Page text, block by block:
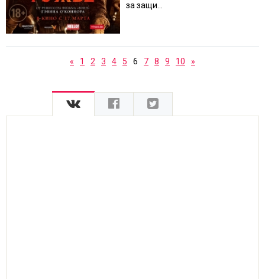
за защи...
« 1 2 3 4 5 6 7 8 9 10 »